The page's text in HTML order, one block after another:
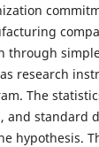
through
research
The
and standard
hypothesis.